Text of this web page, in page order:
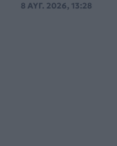
8 ΑΥΓ. 2026, 13:28